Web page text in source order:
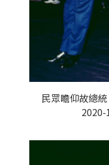
民眾瞻仰故總
2020-